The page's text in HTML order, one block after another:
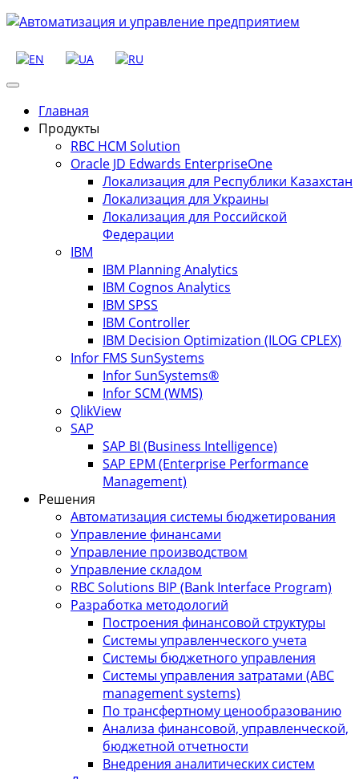
Главная
Продукты
RBC HCM Solution
Oracle JD Edwards EnterpriseOne
Локализация для Республики Казахстан
Локализация для Украины
Локализация для Российской
Федерации
IBM
IBM Planning Analytics
IBM Cognos Analytics
IBM SPSS
IBM Controller
IBM Decision Optimization (ILOG CPLEX)
Infor FMS SunSystems
Infor SunSystems®
Infor SCM (WMS)
QlikView
SAP
SAP BI (Business Intelligence)
SAP EPM (Enterprise Performance
Management)
Решения
Автоматизация системы бюджетирования
Управление финансами
Управление производством
Управление складом
RBC Solutions BIP (Bank Interface Program)
Разработка методологий
Построения финансовой структуры
Системы управленческого учета
Системы бюджетного управления
Системы управления затратами (АBC
management systems)
По трансфертному ценообразованию
Анализа финансовой, управленческой,
бюджетной отчетности
Внедрения аналитических систем